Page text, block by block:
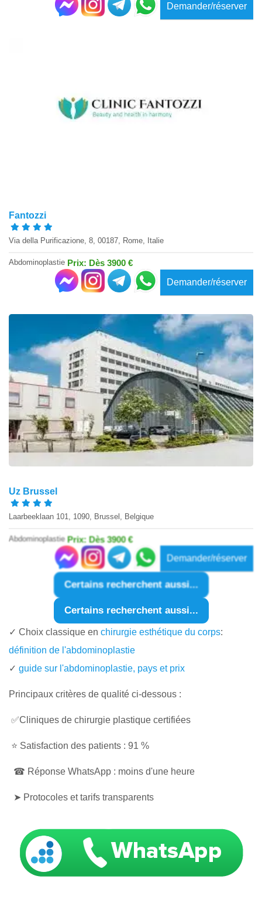
Demander/réserver
Fantozzi
Via della Purificazione, 8, 00187, Rome, Italie
Abdominoplastie Prix: Dès 3900 €
Demander/réserver
Uz Brussel
Laarbeeklaan 101, 1090, Brussel, Belgique
Abdominoplastie Prix: Dès 3900 €
Demander/réserver
Certains recherchent aussi...
Certains recherchent aussi...
✓ Choix classique en chirurgie esthétique du corps:
définition de l'abdominoplastie
✓ guide sur l'abdominoplastie, pays et prix
Principaux critères de qualité ci-dessous :
✅Cliniques de chirurgie plastique certifiées
⭐ Satisfaction des patients : 91 %
☎ Réponse WhatsApp : moins d'une heure
➤ Protocoles et tarifs transparents